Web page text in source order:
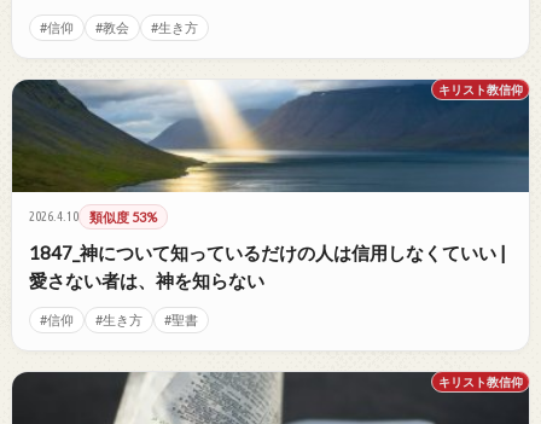
#信仰 #教会 #生き方
キリスト教信仰
2026.4.10 類似度 53%
1847_神について知っているだけの人は信用しなくていい |
愛さない者は、神を知らない
#信仰 #生き方 #聖書
キリスト教信仰